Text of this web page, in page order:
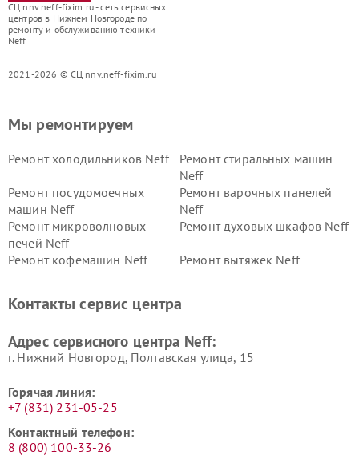
СЦ nnv.neff-fixim.ru - сеть сервисных
центров в Нижнем Новгороде по
ремонту и обслуживанию техники
Neff
2021-2026 © СЦ nnv.neff-fixim.ru
Мы ремонтируем
Ремонт холодильников Neff
Ремонт стиральных машин
Neff
Ремонт посудомоечных
машин Neff
Ремонт варочных панелей
Neff
Ремонт микроволновых
печей Neff
Ремонт духовых шкафов Neff
Ремонт кофемашин Neff Ремонт вытяжек Neff
Контакты сервис центра
Адрес сервисного центра Neff:
г. Нижний Новгород, Полтавская улица, 15
Горячая линия:
+7 (831) 231-05-25
Контактный телефон:
8 (800) 100-33-26